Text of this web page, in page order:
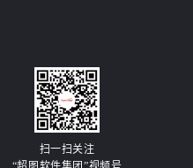
扫一扫关注